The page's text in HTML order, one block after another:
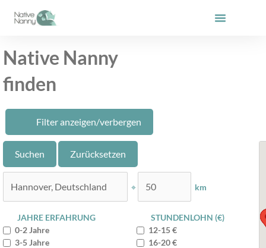
Inhalt
Native Nanny
finden
Filter anzeigen/verbergen
⌖ km
JAHRE ERFAHRUNG
0-2 Jahre
3-5 Jahre
STUNDENLOHN (€)
12-15 €
16-20 €